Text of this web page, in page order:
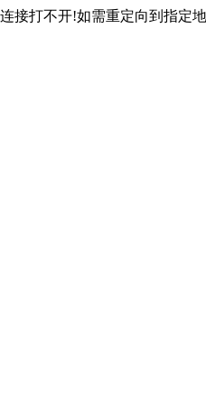
接打不开!如需重定向到指定